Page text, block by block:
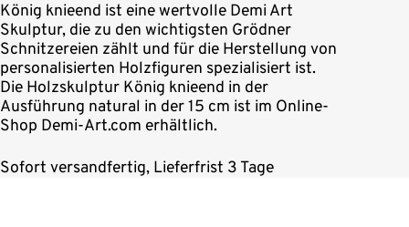
König knieend ist eine wertvolle Demi Art
Skulptur, die zu den wichtigsten Grödner
Schnitzereien zählt und für die Herstellung von
personalisierten Holzfiguren spezialisiert ist.
Die Holzskulptur König knieend in der
Ausführung natural in der 15 cm ist im Online-
Shop Demi-Art.com erhältlich.
Sofort versandfertig, Lieferfrist 3 Tage